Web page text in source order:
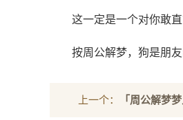
这一定是一个对你敢
按周公解梦，狗是朋
上一个： 「周公解梦